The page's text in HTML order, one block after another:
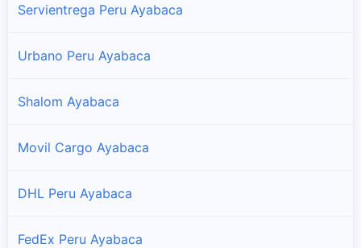
Servientrega Peru Ayabaca
Urbano Peru Ayabaca
Shalom Ayabaca
Movil Cargo Ayabaca
DHL Peru Ayabaca
FedEx Peru Ayabaca